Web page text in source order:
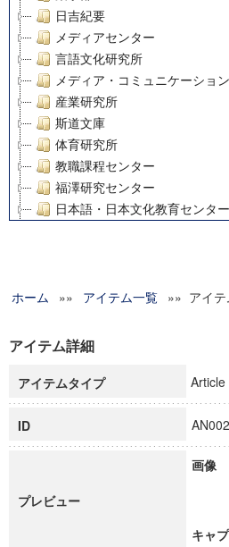
日吉紀要
メディアセンター
言語文化研究所
メディア・コミュニケーショ
産業研究所
斯道文庫
体育研究所
教職課程センター
福澤研究センター
日本語・日本文化教育センター
グローバルリサーチインスティ
科学研究費補助金研究成果報告
慶應義塾大学グローバルCOE
慶應義塾大学グローバルCOE
博士課程教育リーディングプ
学術雑誌掲載論文等(8)
ホーム »» アイテム一覧 »» アイテ
アイテム詳細
アイテムタイプ Article
ID
プレビュー
画像
キャ